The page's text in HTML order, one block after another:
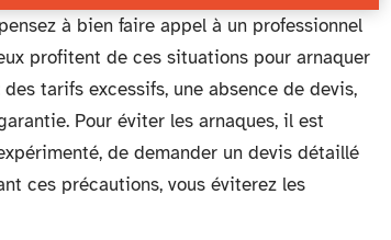
à bien faire appel à un professionnel
profitent de ces situations pour arnaquer
tarifs excessifs, une absence de devis,
Pour éviter les arnaques, il est
de demander un devis détaillé
ces précautions, vous éviterez les